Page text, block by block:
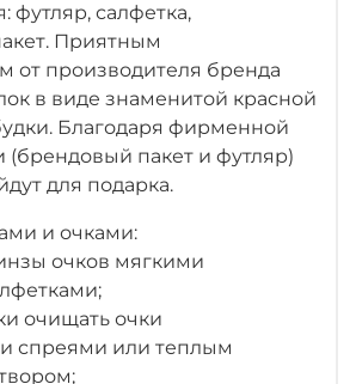
футляр, салфетка,
Приятным
от производителя бренда
в виде знаменитой красной
Благодаря фирменной
(брендовый пакет и футляр)
для подарка.
и очками:
очков мягкими
очищать очки
спреями или теплым